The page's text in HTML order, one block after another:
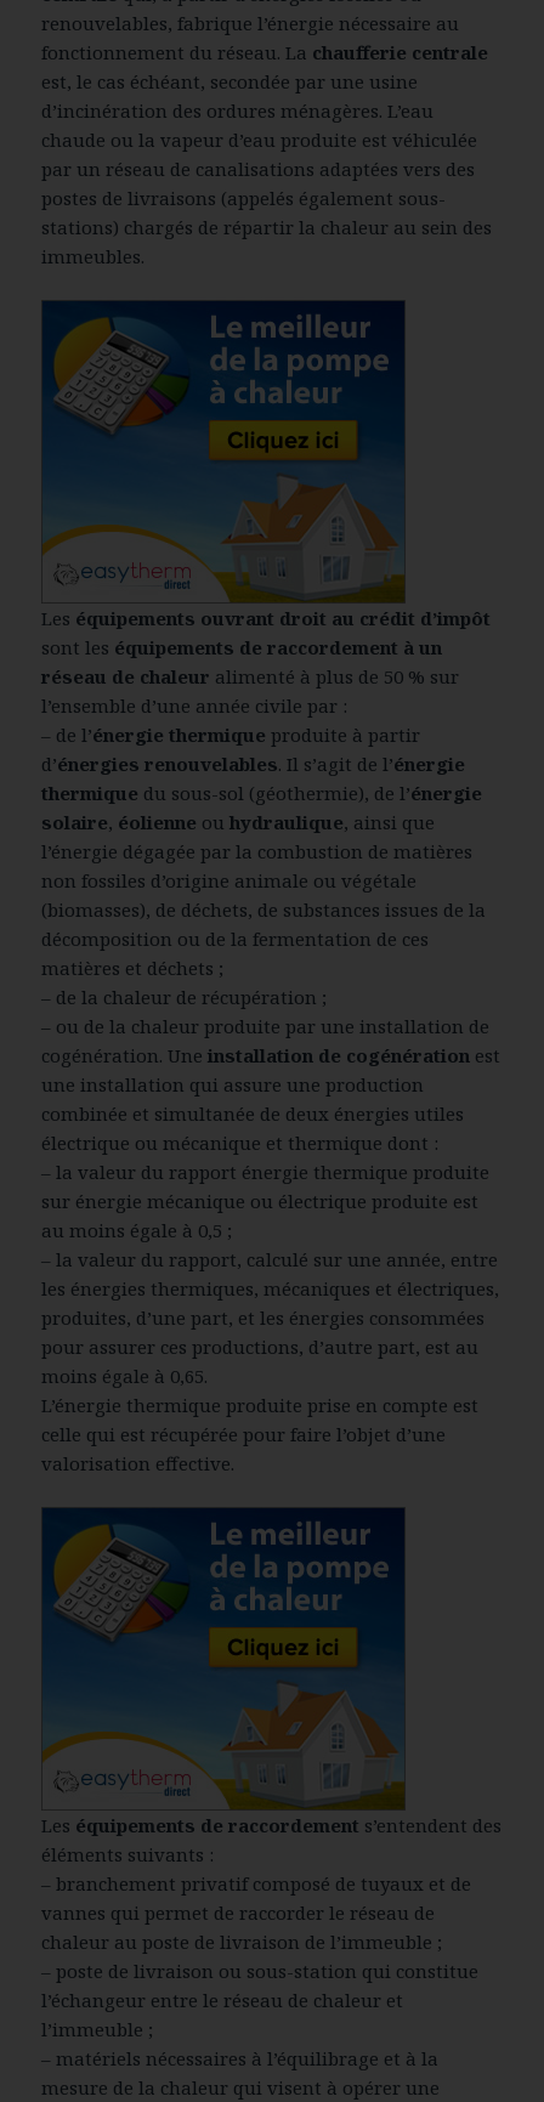
renouvelables, fabrique l’énergie nécessaire au
fonctionnement du réseau. La chaufferie centrale
est, le cas échéant, secondée par une usine
d’incinération des ordures ménagères. L’eau
chaude ou la vapeur d’eau produite est véhiculée
par un réseau de canalisations adaptées vers des
postes de livraisons (appelés également sous-
stations) chargés de répartir la chaleur au sein des
immeubles.
Les équipements ouvrant droit au crédit d’impôt
sont les équipements de raccordement à un
réseau de chaleur alimenté à plus de 50 % sur
l’ensemble d’une année civile par :
– de l’énergie thermique produite à partir
d’énergies renouvelables. Il s’agit de l’énergie
thermique du sous-sol (géothermie), de l’énergie
solaire, éolienne ouhydraulique, ainsi que
l’énergie dégagée par la combustion de matières
non fossiles d’origine animale ou végétale
(biomasses), de déchets, de substances issues de la
décomposition ou de la fermentation de ces
matières et déchets ;
– de la chaleur de récupération ;
– ou de la chaleur produite par une installation de
cogénération. Uneinstallation de cogénération est
une installation qui assure une production
combinée et simultanée de deux énergies utiles
électrique ou mécanique et thermique dont :
– la valeur du rapport énergie thermique produite
sur énergie mécanique ou électrique produite est
au moins égale à 0,5 ;
– la valeur du rapport, calculé sur une année, entre
les énergies thermiques, mécaniques et électriques,
produites, d’une part, et les énergies consommées
pour assurer ces productions, d’autre part, est au
moins égale à 0,65.
L’énergie thermique produite prise en compte est
celle qui est récupérée pour faire l’objet d’une
valorisation effective.
Les équipements de raccordement s’entendent des
éléments suivants :
– branchement privatif composé de tuyaux et de
vannes qui permet de raccorder le réseau de
chaleur au poste de livraison de l’immeuble ;
– poste de livraison ou sous-station qui constitue
l’échangeur entre le réseau de chaleur et
l’immeuble ;
– matériels nécessaires à l’équilibrage et à la
mesure de la chaleur qui visent à opérer une